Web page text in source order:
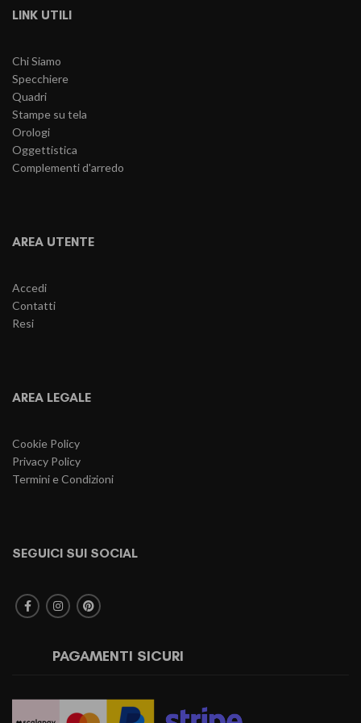
LINK UTILI
Chi Siamo
Specchiere
Quadri
Stampe su tela
Orologi
Oggettistica
Complementi d'arredo
AREA UTENTE
Accedi
Contatti
Resi
AREA LEGALE
Cookie Policy
Privacy Policy
Termini e Condizioni
SEGUICI SUI SOCIAL
PAGAMENTI SICURI